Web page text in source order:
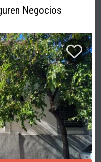
Negocios